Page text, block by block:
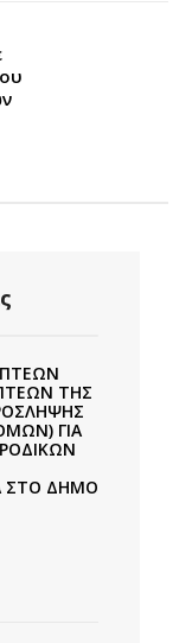
ΤΗΣ
ΓΙΑ
ΣΤΟ ΔΗΜΟ